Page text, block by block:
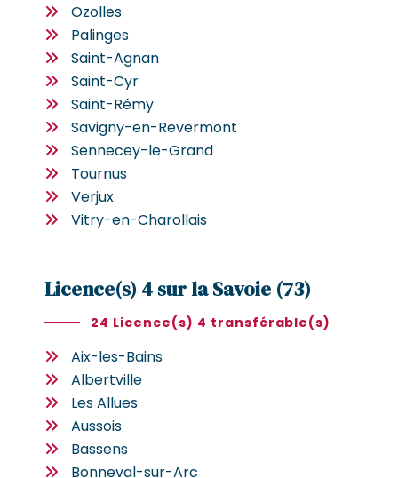
Ozolles
Palinges
Saint-Agnan
Saint-Cyr
Saint-Rémy
Savigny-en-Revermont
Sennecey-le-Grand
Tournus
Verjux
Vitry-en-Charollais
Licence(s) 4 sur la Savoie (73)
24 Licence(s) 4 transférable(s)
Aix-les-Bains
Albertville
Les Allues
Aussois
Bassens
Bonneval-sur-Arc